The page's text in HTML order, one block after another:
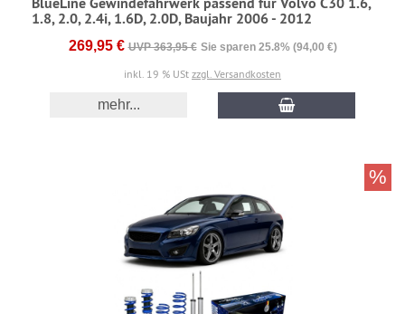
1.8, 2.0, 2.4i, 1.6D, 2.0D, Baujahr 2006 - 2012
269,95 € UVP 363,95 € Sie sparen 25.8% (94,00 €)
inkl. 19 % USt zzgl. Versandkosten
mehr...
%